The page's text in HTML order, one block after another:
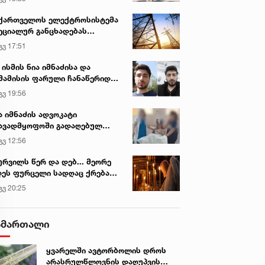
ელექტროსისტემა
განცხადებას
17:51
ნია იმნაძისა და
ფარული ჩანაწერიდან
ავალიანის მკვლელობის
19:56
იმნაძის ადვოკატი
გადაღებულ
ავრცელებს
12:56
წერ და დებ... მეორე
ფურცელი სადღაც ქრება
სურვილი სრულდება...“ -
ტაძარი შიდა
20:25
ყვარელში ავტორბოლის დროს
არასრულწლოვნის დაღუპვის